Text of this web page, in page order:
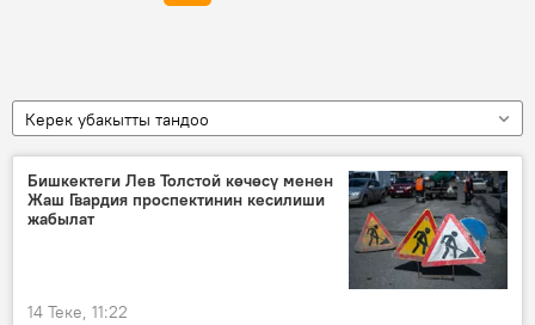
Керек убакытты тандоо
Бишкектеги Лев Толстой көчөсү менен
Жаш Гвардия проспектинин кесилиши
жабылат
14 Теке, 11:22